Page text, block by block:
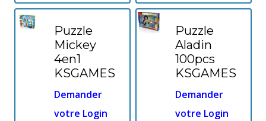
Puzzle
Mickey
4en1
KSGAMES
Demander
votre Login
Puzzle
Aladin
100pcs
KSGAMES
Demander
votre Login